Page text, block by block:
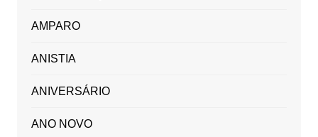
AMPARO
ANISTIA
ANIVERSÁRIO
ANO NOVO